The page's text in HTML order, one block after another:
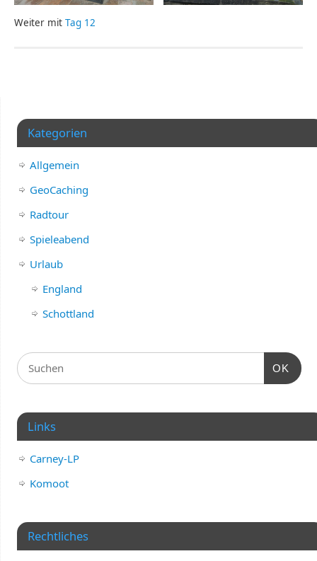
Weiter mitTag 12
Kategorien
Allgemein
GeoCaching
Radtour
Spieleabend
Urlaub
England
Schottland
OK
Links
Carney-LP
Komoot
Rechtliches